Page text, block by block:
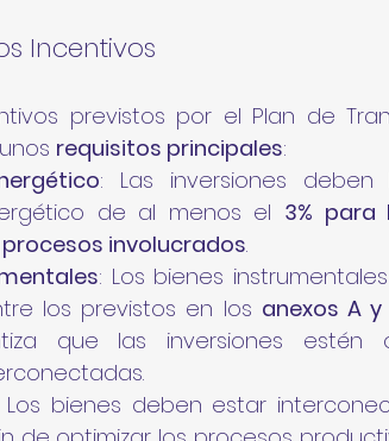
Incentivos
previstos por el Plan de
requisitos principales:
: Las inversiones
de al menos el 3% para
procesos involucrados.
: Los bienes
los previstos en los anexos A
que las inversiones estén
Los bienes deben estar